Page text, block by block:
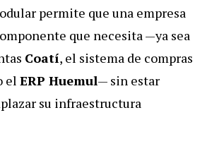
permite que una empresa
que necesita —ya sea
Coatí, el sistema de compras
el ERP Huemul— sin estar
su infraestructura